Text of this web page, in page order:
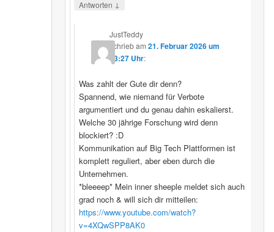
Antworten ↓
JustTeddy
schriebam 21. Februar 2026 um
13:27 Uhr:
Was zahlt der Gute dir denn?
Spannend, wie niemand für Verbote
argumentiert und du genau dahin eskalierst.
Welche 30 jährige Forschung wird denn
blockiert? :D
Kommunikation auf Big Tech Plattformen ist
komplett reguliert, aber eben durch die
Unternehmen.
*bleeeep* Mein inner sheeple meldet sich auch
grad noch & will sich dir mitteilen:
https://www.youtube.com/watch?
v=4XQwSPP8AK0